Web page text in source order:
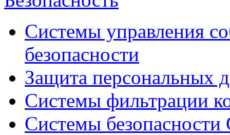
Системы управления
безопасности
Защита персональных
Системы фильтрации
Системы безопасности